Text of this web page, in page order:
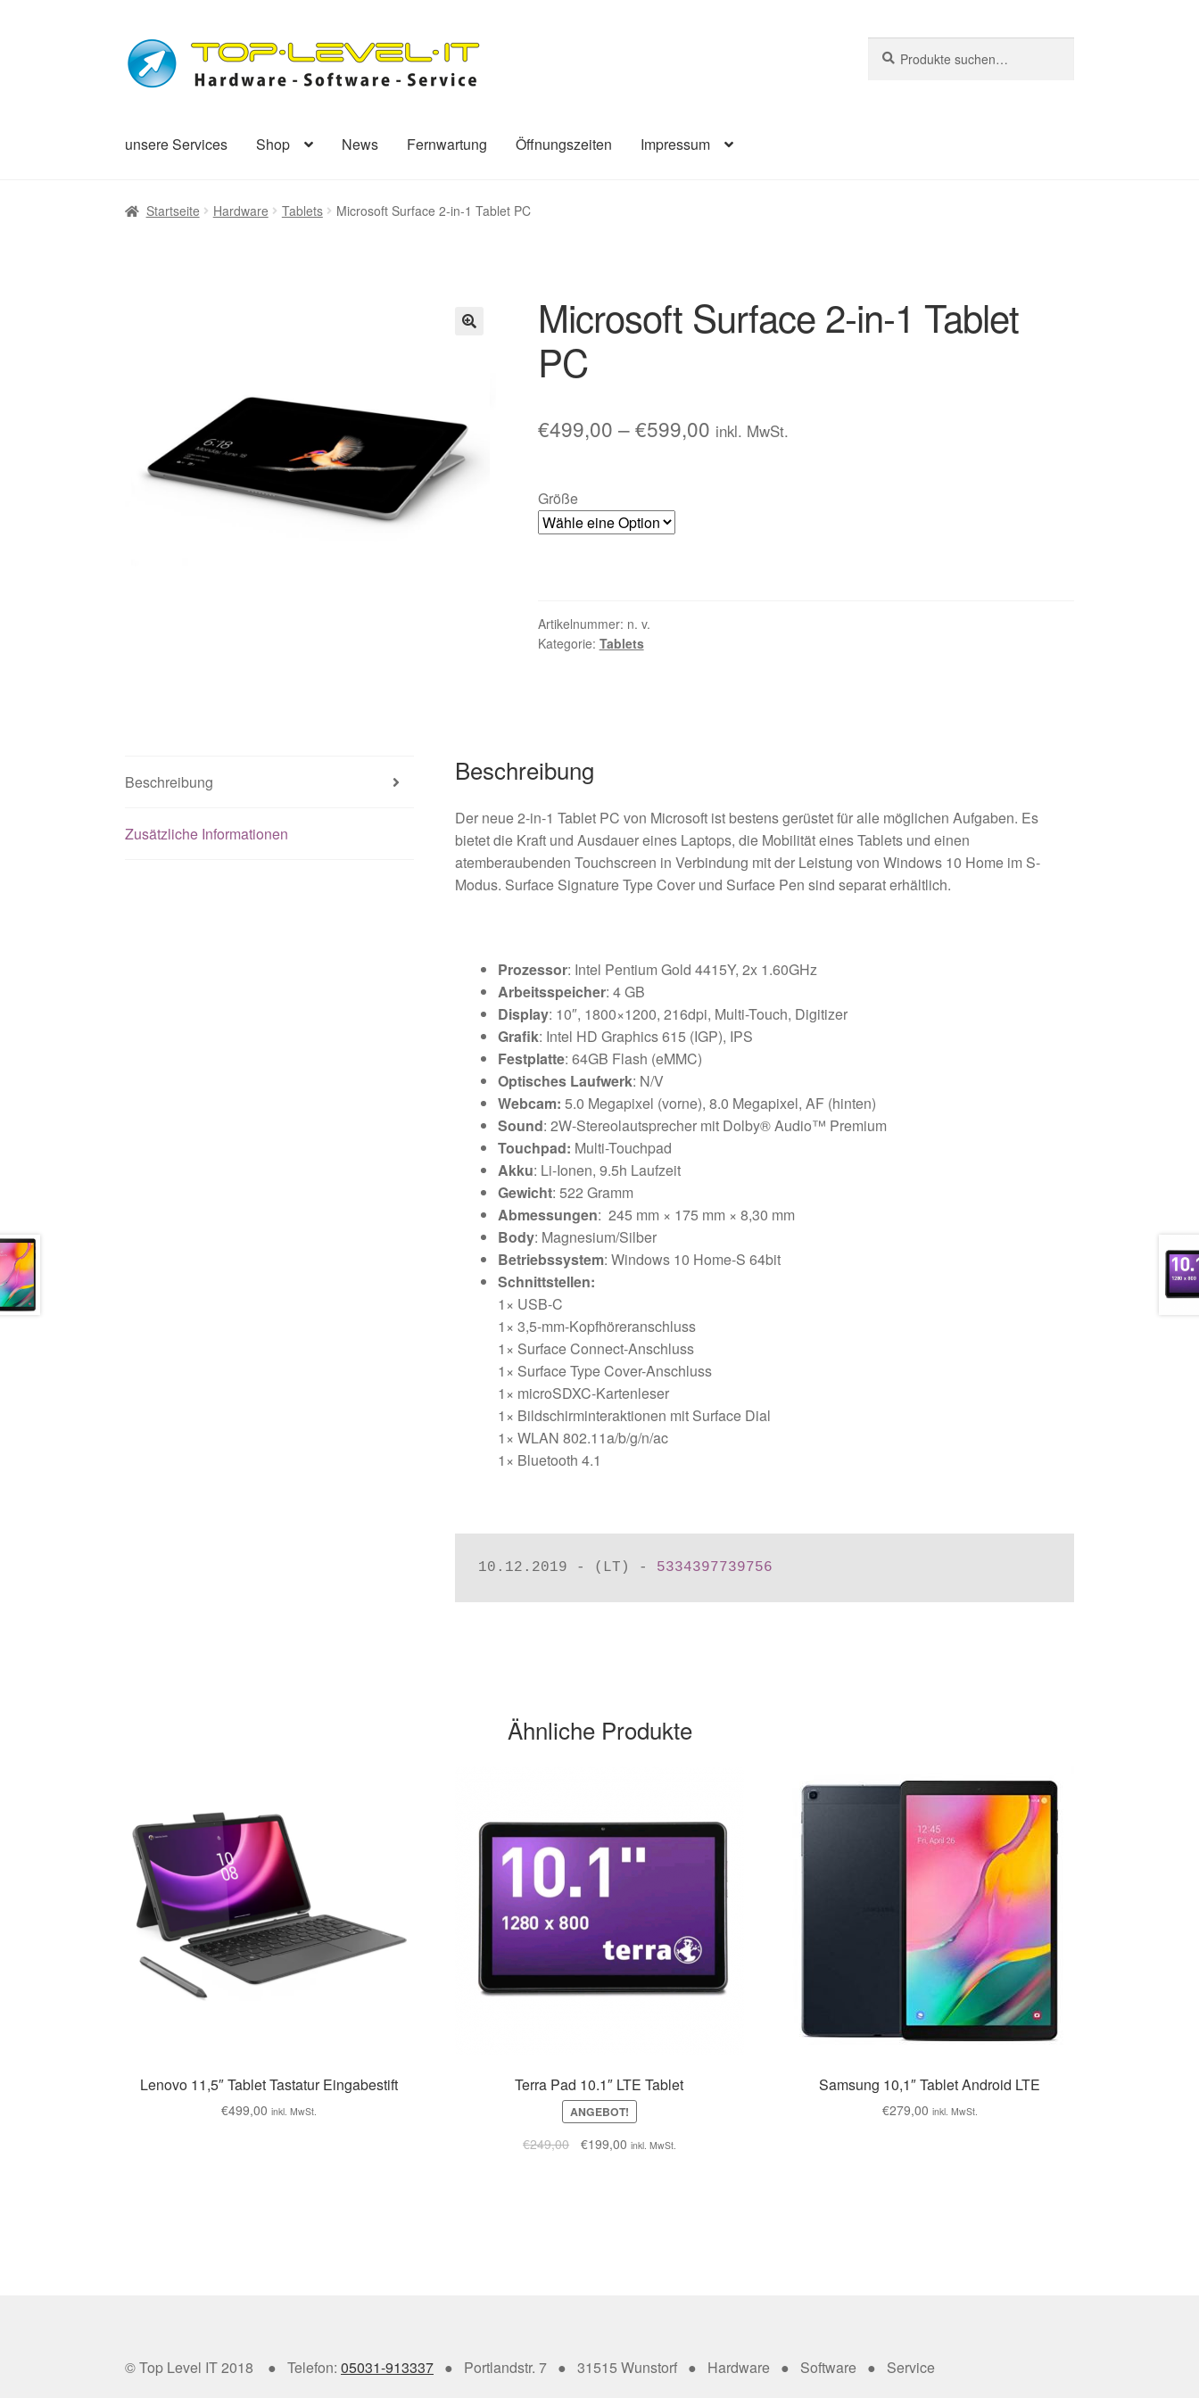
Zur
Navigation
springen
Zum
Inhalt
springen
nach:
unsere Services Shop News Fernwartung Öffnungszeiten Impressum
Startseite Hardware Tablets Microsoft Surface 2-in-1 Tablet PC
Microsoft Surface 2-in-1 Tablet
PC
€499,00 –€599,00 inkl. MwSt.
Größe
Artikelnummer: n. v.
Kategorie: Tablets
Beschreibung
Zusätzliche Informationen
Beschreibung
Der neue 2-in-1 Tablet PC von Microsoft ist bestens gerüstet für alle möglichen Aufgaben. Es
bietet die Kraft und Ausdauer eines Laptops, die Mobilität eines Tablets und einen
atemberaubenden Touchscreen in Verbindung mit der Leistung von Windows 10 Home im S-
Modus. Surface Signature Type Cover und Surface Pen sind separat erhältlich.
Prozessor: Intel Pentium Gold 4415Y, 2x 1.60GHz
Arbeitsspeicher: 4 GB
Display: 10″, 1800×1200, 216dpi, Multi-Touch, Digitizer
Grafik: Intel HD Graphics 615 (IGP), IPS
Festplatte: 64GB Flash (eMMC)
Optisches Laufwerk: N/V
Webcam:5.0 Megapixel (vorne), 8.0 Megapixel, AF (hinten)
Sound: 2W-Stereolautsprecher mit Dolby® Audio™ Premium
Touchpad: Multi-Touchpad
Akku: Li-Ionen, 9.5h Laufzeit
Gewicht: 522 Gramm
Abmessungen: 245 mm × 175 mm × 8,30 mm
Body: Magnesium/Silber
Betriebssystem: Windows 10 Home-S 64bit
Schnittstellen:
1× USB-C
1× 3,5-mm-Kopfhöreranschluss
1× Surface Connect-Anschluss
1× Surface Type Cover-Anschluss
1× microSDXC-Kartenleser
1× Bildschirminteraktionen mit Surface Dial
1× WLAN 802.11a/​b/​g/​n/​ac
1× Bluetooth 4.1
10.12.2019 - (LT) - 5334397739756
Ähnliche Produkte
Lenovo 11,5″ Tablet Tastatur Eingabestift
€499,00 inkl. MwSt.
Terra Pad 10.1″ LTE Tablet
ANGEBOT!
€249,00 €199,00 inkl. MwSt.
Samsung 10,1″ Tablet Android LTE
€279,00 inkl. MwSt.
© Top Level IT 2018 ● Telefon:05031-913337 ● Portlandstr. 7 ● 31515 Wunstorf ● Hardware ● Software ● Service